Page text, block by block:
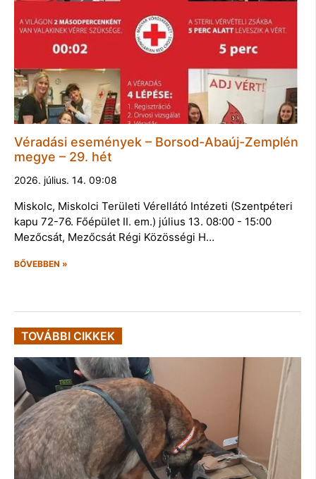
Véradási események – Borsod-Abaúj-Zemplén
megye – 29. hét
2026. július. 14. 09:08
Miskolc, Miskolci Területi Vérellátó Intézeti (Szentpéteri
kapu 72-76. Főépület II. em.) július 13. 08:00 - 15:00
Mezőcsát, Mezőcsát Régi Közösségi H…
BŐVEBBEN »
TOVÁBBI CIKKEK